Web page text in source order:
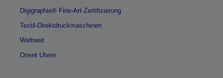
Digigraphie® Fine-Art-Zertifizierung
Textil-Direktdruckmaschinen
Weltweit
Orient Uhren